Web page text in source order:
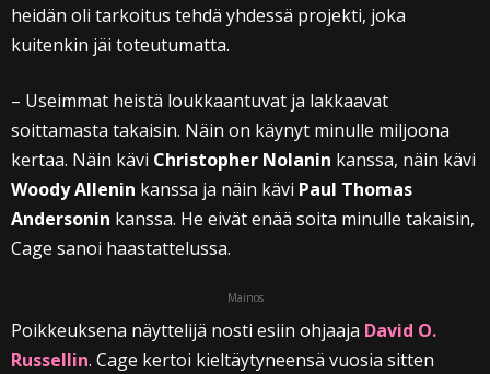
heidän oli tarkoitus tehdä yhdessä projekti, joka
kuitenkin jäi toteutumatta.
– Useimmat heistä loukkaantuvat ja lakkaavat
soittamasta takaisin. Näin on käynyt minulle miljoona
kertaa. Näin kävi Christopher Nolanin kanssa, näin kävi
Woody Allenin kanssa ja näin kävi Paul Thomas
Andersonin kanssa. He eivät enää soita minulle takaisin,
Cage sanoi haastattelussa.
Mainos
Poikkeuksena näyttelijä nosti esiin ohjaaja David O.
Russellin. Cage kertoi kieltäytyneensä vuosia sitten